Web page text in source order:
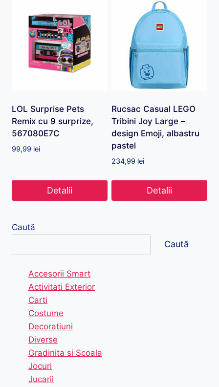
LOL Surprise Pets
Remix cu 9 surprize,
567080E7C
99,99 lei
Detalii
Rucsac Casual LEGO
Tribini Joy Large –
design Emoji, albastru
pastel
234,99 lei
Detalii
Caută
Caută
Accesorii Smart
Activitati Exterior
Carti
Costume
Decoratiuni
Diverse
Gradinita si Scoala
Jocuri
Jucarii